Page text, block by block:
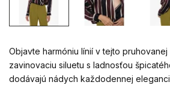
Objavte harmóniu línií v tejto
zavinovaciu siluetu s ladnosťou
dodávajú nádych každodennej